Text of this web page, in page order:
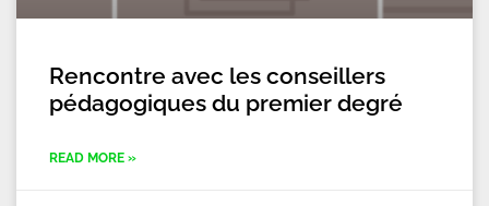
Rencontre avec les conseillers
pédagogiques du premier degré
READ MORE »